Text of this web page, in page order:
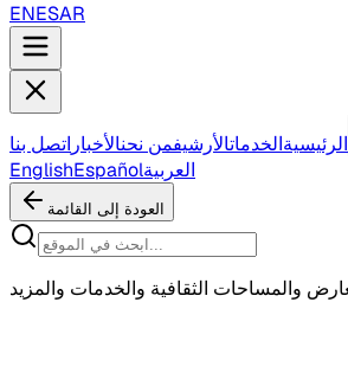
ENESAR
الرئيسيةالخدماتالأرشيفمن نحنالأخبار اتصل بنا
EnglishEspañolالعربية
العودة إلى القائمة